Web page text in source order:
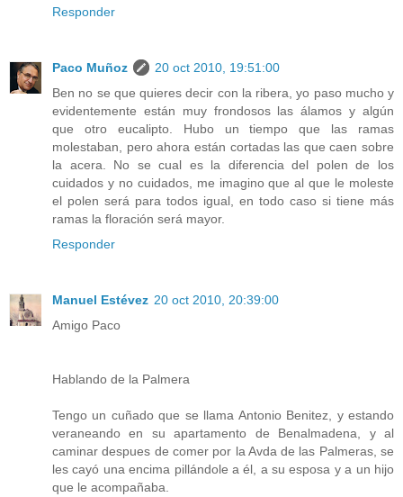
Responder
Paco Muñoz
20 oct 2010, 19:51:00
Ben no se que quieres decir con la ribera, yo paso mucho y
evidentemente están muy frondosos las álamos y algún
que otro eucalipto. Hubo un tiempo que las ramas
molestaban, pero ahora están cortadas las que caen sobre
la acera. No se cual es la diferencia del polen de los
cuidados y no cuidados, me imagino que al que le moleste
el polen será para todos igual, en todo caso si tiene más
ramas la floración será mayor.
Responder
Manuel Estévez 20 oct 2010, 20:39:00
Amigo Paco
Hablando de la Palmera
Tengo un cuñado que se llama Antonio Benitez, y estando
veraneando en su apartamento de Benalmadena, y al
caminar despues de comer por la Avda de las Palmeras, se
les cayó una encima pillándole a él, a su esposa y a un hijo
que le acompañaba.